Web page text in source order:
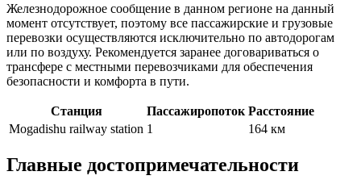
Железнодорожное сообщение в данном регионе на данный
момент отсутствует, поэтому все пассажирские и грузовые
перевозки осуществляются исключительно по автодорогам
или по воздуху. Рекомендуется заранее договариваться о
трансфере с местными перевозчиками для обеспечения
безопасности и комфорта в пути.
Станция Пассажиропоток Расстояние
Mogadishu railway station 1 164 км
Главные достопримечательности